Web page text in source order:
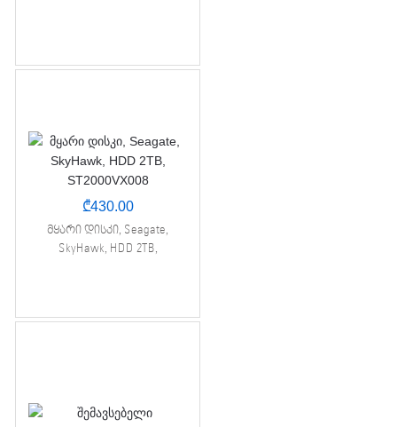
₾430.00
მყარი დისკი, Seagate,
SkyHawk, HDD 2TB,